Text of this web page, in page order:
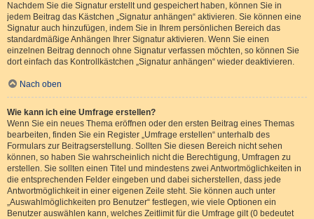
Nachdem Sie die Signatur erstellt und gespeichert haben, können Sie in
jedem Beitrag das Kästchen „Signatur anhängen“ aktivieren. Sie können eine
Signatur auch hinzufügen, indem Sie in Ihrem persönlichen Bereich das
standardmäßige Anhängen Ihrer Signatur aktivieren. Wenn Sie einen
einzelnen Beitrag dennoch ohne Signatur verfassen möchten, so können Sie
dort einfach das Kontrollkästchen „Signatur anhängen“ wieder deaktivieren.
Nach oben
Wie kann ich eine Umfrage erstellen?
Wenn Sie ein neues Thema eröffnen oder den ersten Beitrag eines Themas
bearbeiten, finden Sie ein Register „Umfrage erstellen“ unterhalb des
Formulars zur Beitragserstellung. Sollten Sie diesen Bereich nicht sehen
können, so haben Sie wahrscheinlich nicht die Berechtigung, Umfragen zu
erstellen. Sie sollten einen Titel und mindestens zwei Antwortmöglichkeiten in
die entsprechenden Felder eingeben und dabei sicherstellen, dass jede
Antwortmöglichkeit in einer eigenen Zeile steht. Sie können auch unter
„Auswahlmöglichkeiten pro Benutzer“ festlegen, wie viele Optionen ein
Benutzer auswählen kann, welches Zeitlimit für die Umfrage gilt (0 bedeutet